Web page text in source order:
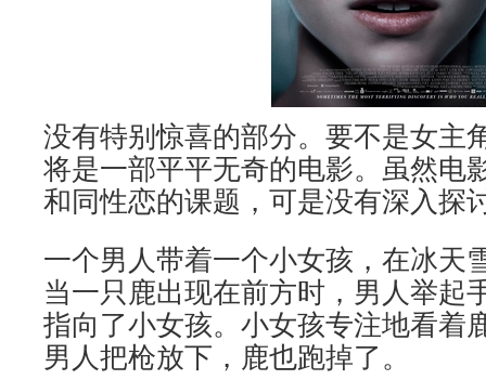
没有特别惊喜的部分。要不是女主
将是一部平平无奇的电影。虽然电
和同性恋的课题，可是没有深入探
一个男人带着一个小女孩，在冰天
当一只鹿出现在前方时，男人举起
指向了小女孩。小女孩专注地看着
男人把枪放下，鹿也跑掉了。